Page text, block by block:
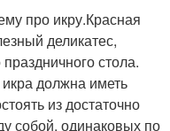
про икру.Красная
деликатес,
стола.
должна иметь
из достаточно
собой, одинаковых по